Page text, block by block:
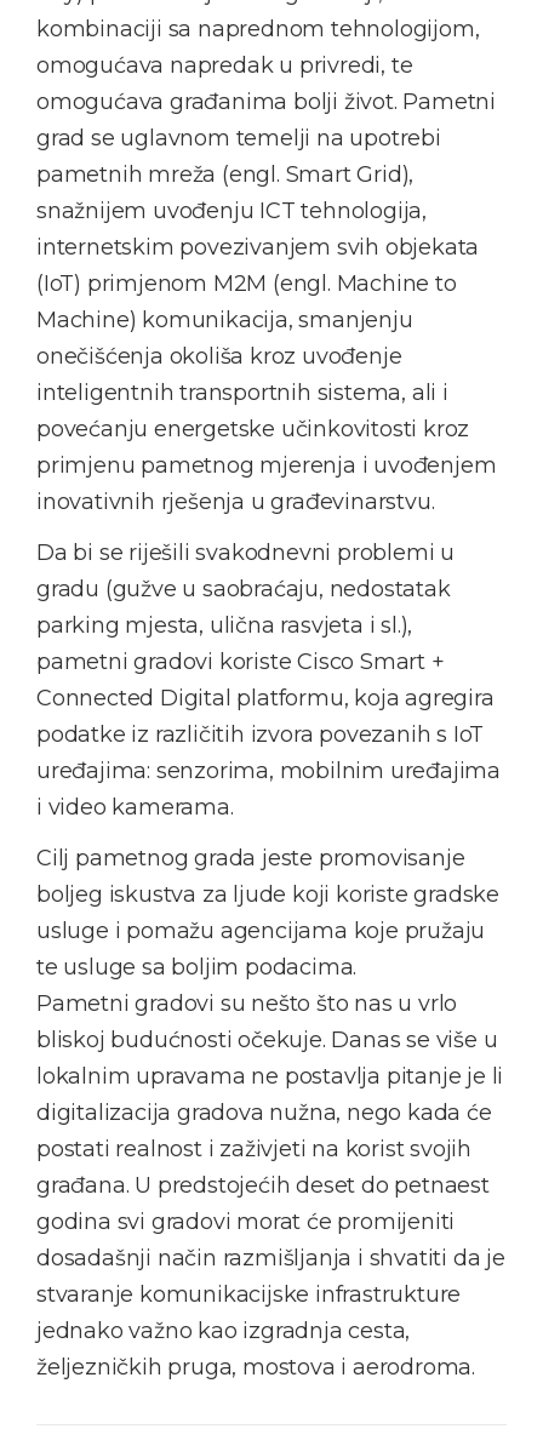
kombinaciji sa naprednom tehnologijom,
omogućava napredak u privredi, te
omogućava građanima bolji život. Pametni
grad se uglavnom temelji na upotrebi
pametnih mreža (engl. Smart Grid),
snažnijem uvođenju ICT tehnologija,
internetskim povezivanjem svih objekata
(IoT) primjenom M2M (engl. Machine to
Machine) komunikacija, smanjenju
onečišćenja okoliša kroz uvođenje
inteligentnih transportnih sistema, ali i
povećanju energetske učinkovitosti kroz
primjenu pametnog mjerenja i uvođenjem
inovativnih rješenja u građevinarstvu.
Da bi se riješili svakodnevni problemi u
gradu (gužve u saobraćaju, nedostatak
parking mjesta, ulična rasvjeta i sl.),
pametni gradovi koriste Cisco Smart +
Connected Digital platformu, koja agregira
podatke iz različitih izvora povezanih s IoT
uređajima: senzorima, mobilnim uređajima
i video kamerama.
Cilj pametnog grada jeste promovisanje
boljeg iskustva za ljude koji koriste gradske
usluge i pomažu agencijama koje pružaju
te usluge sa boljim podacima.
Pametni gradovi su nešto što nas u vrlo
bliskoj budućnosti očekuje. Danas se više u
lokalnim upravama ne postavlja pitanje je li
digitalizacija gradova nužna, nego kada će
postati realnost i zaživjeti na korist svojih
građana. U predstojećih deset do petnaest
godina svi gradovi morat će promijeniti
dosadašnji način razmišljanja i shvatiti da je
stvaranje komunikacijske infrastrukture
jednako važno kao izgradnja cesta,
željezničkih pruga, mostova i aerodroma.